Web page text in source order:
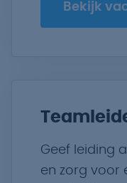
Bekijk
Geef leiding
en zorg voor